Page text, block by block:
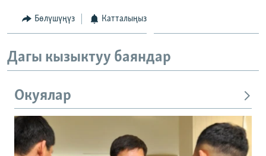
Бөлүшүңүз Катталыңыз
Дагы кызыктуу баяндар
Окуялар